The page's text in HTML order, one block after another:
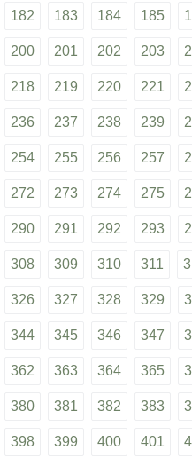
182 183 184 185
200 201 202 203
218 219 220 221
236 237 238 239
254 255 256 257
272 273 274 275
290 291 292 293
308 309 310 311
326 327 328 329
344 345 346 347
362 363 364 365
380 381 382 383
398 399 400 401